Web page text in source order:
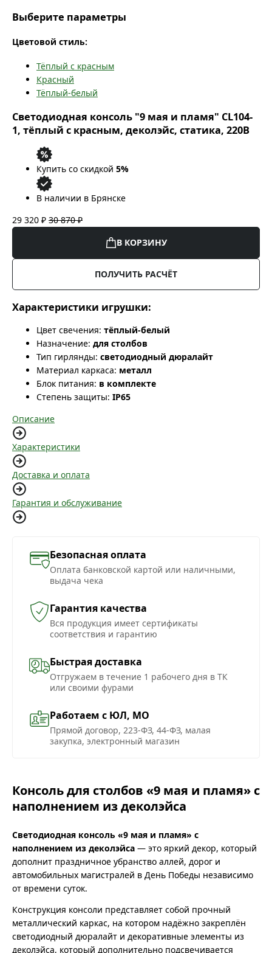
Выберите параметры
Цветовой стиль:
Тёплый с красным
Красный
Тёплый-белый
Светодиодная консоль "9 мая и пламя" CL104-
1, тёплый с красным, деколэйс, статика, 220В
Купить со скидкой 5%
В наличии в Брянске
29 320 ₽ 30 870 ₽
В КОРЗИНУ
ПОЛУЧИТЬ РАСЧЁТ
Характеристики игрушки:
Цвет свечения: тёплый-белый
Назначение: для столбов
Тип гирлянды: светодиодный дюралайт
Материал каркаса: металл
Блок питания: в комплекте
Степень защиты: IP65
Описание
Характеристики
Доставка и оплата
Гарантия и обслуживание
Безопасная оплата
Оплата банковской картой или наличными,
выдача чека
Гарантия качества
Вся продукция имеет сертификаты
соответствия и гарантию
Быстрая доставка
Отгружаем в течение 1 рабочего дня в ТК
или своими фурами
Работаем с ЮЛ, МО
Прямой договор, 223-ФЗ, 44-ФЗ, малая
закупка, электронный магазин
Консоль для столбов «9 мая и пламя» с
наполнением из деколэйса
Светодиодная консоль «9 мая и пламя» с
наполнением из деколэйса — это яркий декор, который
дополнит праздничное убранство аллей, дорог и
автомобильных магистралей в День Победы независимо
от времени суток.
Конструкция консоли представляет собой прочный
металлический каркас, на котором надёжно закреплён
светодиодный дюралайт и декоративные элементы из
деколэйса, который дополнительно подсвечивается